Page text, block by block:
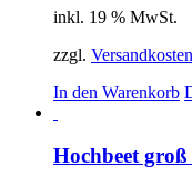
inkl. 19 % MwSt.
zzgl. Versandkosten
In den Warenkorb
Hochbeet groß